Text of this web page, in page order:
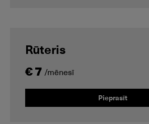
Rūteris
€ 7 /mēnesī
Pieprasīt